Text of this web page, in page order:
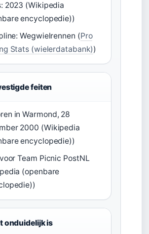
2023 (Wikipedia
encyclopedie))
Wegwielrennen (Pro
Stats (wielerdatabank))
feiten
in Warmond, 28
2000 (Wikipedia
encyclopedie))
Team Picnic PostNL
(openbare
onduidelijk is